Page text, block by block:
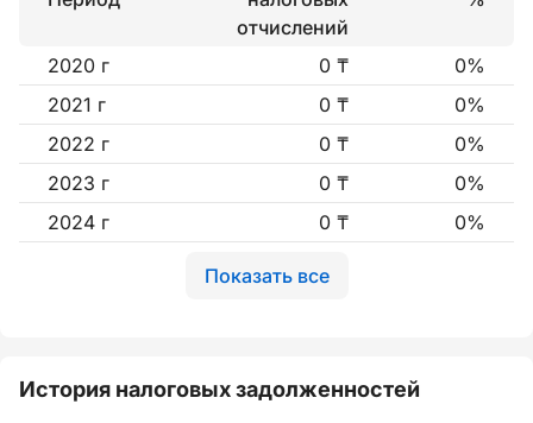
отчислений
2020 г 0 ₸
0%
2021 г
0 ₸
0%
2022 г
0 ₸
0%
2023 г
0 ₸
0%
2024 г
0 ₸ 0%
Показать все
История налоговых задолженностей